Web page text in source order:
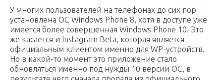
У многих пользователей на телефонах до сих пор
установлена ОС Windows Phone 8, хотя в доступе уже
имеется более совершенная Windows Phone 10. Это
же касается и Instagram Beta, которая является
официальным клиентом именно для WP-устройств.
Но в какой-то момент это приложение стало
обновляться именно под нужды 10 версии ОС, в